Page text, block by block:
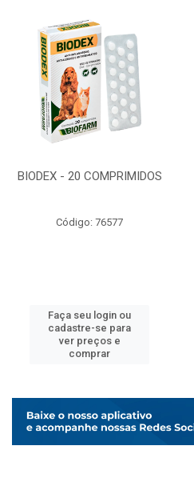
BIODEX - 20 COMPRIMIDOS
Código: 76577
Faça seu login ou
cadastre-se para
ver preços e
comprar